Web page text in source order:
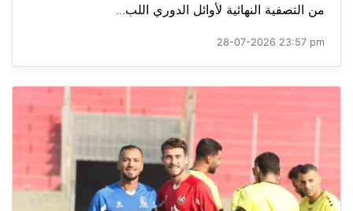
من التصفية النهائية لأوائل الدوري اللب...
28-07-2026 23:57 pm